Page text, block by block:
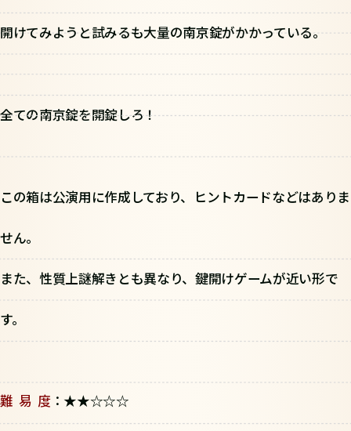
開けてみようと試みるも大量の南京錠がかかっている。
全ての南京錠を開錠しろ！
この箱は公演用に作成しており、ヒントカードなどはありま
せん。
また、性質上謎解きとも異なり、鍵開けゲームが近い形で
す。
難 易 度：★★☆☆☆